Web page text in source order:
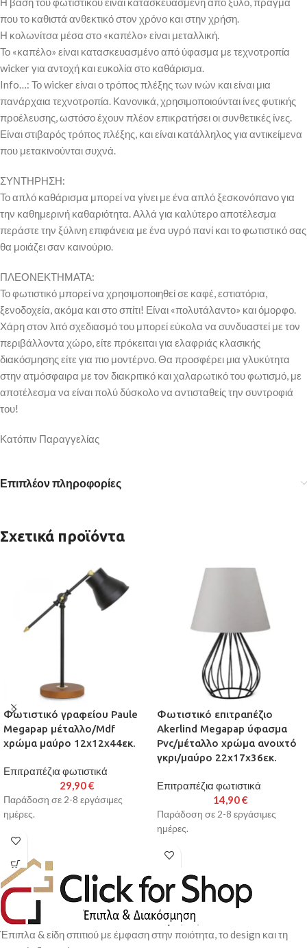
που το καθιστά ανθεκτικό στον χρόνο και στην χρήση.
Η κολωνίτσα μέσα στο «καπέλο» είναι μεταλλική.
Το «καπέλο» είναι κατασκευασμένο από ύφασμα με τεχνοτροπία
wicker για αντοχή και ευκολία στο καθάρισμα.
Info…: Το wicker είναι ο τρόπος πλέξης των ινών και είναι μια
πανάρχαια τεχνοτροπία. Κανονικά, χρησιμοποιούνται ίνες φυτικής
προέλευσης, ωστόσο έχουν πλέον επικρατήσει οι συνθετικές ίνες.
Είναι στιβαρός τρόπος πλέξης, και είναι κατάλληλος για αντικείμενα
που μετακινούνται συχνά.
ΣΥΝΤΗΡΗΣΗ:
Το απλό καθάρισμα μπορεί να γίνει με ένα απλό ξεσκονόπανο για
την καθημερινή καθαριότητα. Αλλά για καλύτερο αποτέλεσμα
περάστε την ξύλινη επιφάνεια με ένα υγρό πανί και το φωτιστικό σας
θα μοιάζει σαν καινούριο.
ΠΛΕΟΝΕΚΤΗΜΑΤΑ:
Το φωτιστικό μπορεί να χρησιμοποιηθεί σε καφέ, εστιατόρια,
ξενοδοχεία, ακόμα και στο σπίτι! Είναι «πολυτάλαντο» και όμορφο.
Χάρη στον λιτό σχεδιασμό του μπορεί εύκολα να συνδυαστεί με τον
περιβάλλοντα χώρο, είτε πρόκειται για ελαφριάς κλασικής
διακόσμησης είτε για πιο μοντέρνο. Θα προσφέρει μια γλυκύτητα
στην ατμόσφαιρα με τον διακριτικό και χαλαρωτικό του φωτισμό, με
αποτέλεσμα να είναι πολύ δύσκολο να αντισταθείς την συντροφιά
του!
Κατόπιν Παραγγελίας
Επιπλέον πληροφορίες
Σχετικά προϊόντα
Φωτιστικό γραφείου Paule
Megapap μέταλλο/Mdf
χρώμα μαύρο 12x12x44εκ.
Επιτραπέζια φωτιστικά
29,90€
Παράδοση σε 2-8 εργάσιμες
ημέρες.
Φωτιστικό επιτραπέζιο
Akerlind Megapap ύφασμα
Pvc/μέταλλο χρώμα ανοιχτό
γκρι/μαύρο 22x17x36εκ.
Επιτραπέζια φωτιστικά
14,90€
Παράδοση σε 2-8 εργάσιμες
ημέρες.
Έπιπλα & είδη σπιτιού με έμφαση στην ποιότητα, το design και τη